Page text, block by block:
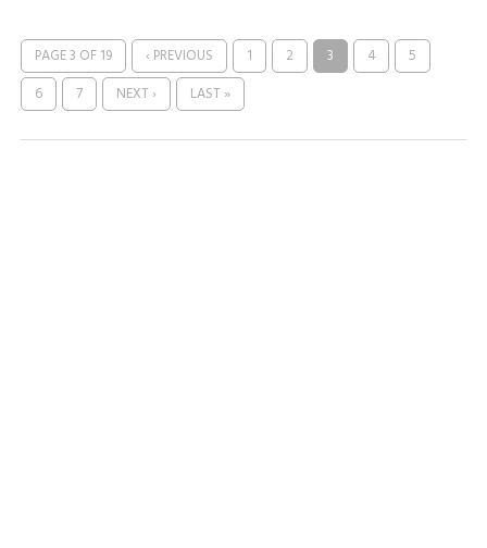
PAGE 3 OF 19 ‹ PREVIOUS 1 2 3 4
5
6
7 NEXT › LAST »